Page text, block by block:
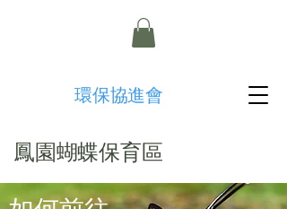
​環保協進會
鳳園蝴蝶保育區